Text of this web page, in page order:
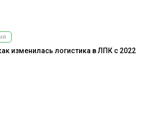
изменилась логистика в ЛПК с 2022